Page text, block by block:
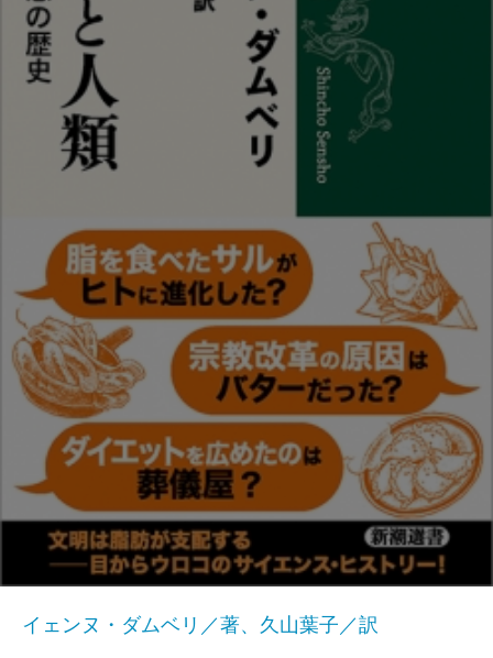
イェンヌ・ダムベリ／著、久山葉子／訳